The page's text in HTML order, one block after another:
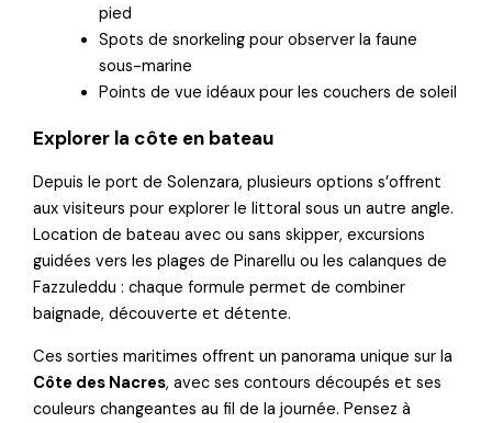
pied
Spots de snorkeling pour observer la faune
sous-marine
Points de vue idéaux pour les couchers de soleil
Explorer la côte en bateau
Depuis le port de Solenzara, plusieurs options s’offrent
aux visiteurs pour explorer le littoral sous un autre angle.
Location de bateau avec ou sans skipper, excursions
guidées vers les plages de Pinarellu ou les calanques de
Fazzuleddu : chaque formule permet de combiner
baignade, découverte et détente.
Ces sorties maritimes offrent un panorama unique sur la
Côte des Nacres, avec ses contours découpés et ses
couleurs changeantes au fil de la journée. Pensez à